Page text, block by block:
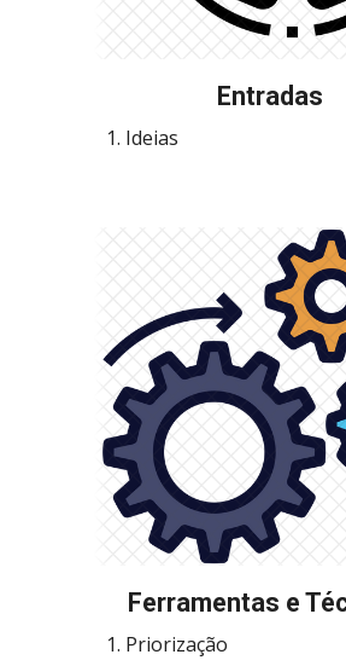
Entradas
Ideias
Ferramentas e
Priorização